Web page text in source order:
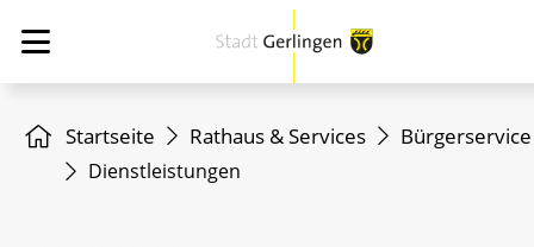
Startseite Rathaus & Services Bürgerservice
Dienstleistungen